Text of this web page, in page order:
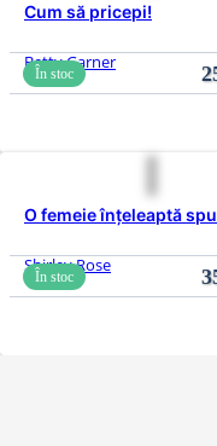
Cum să pricepi!
Betty Garner
În stoc
Shirley Rose
În stoc